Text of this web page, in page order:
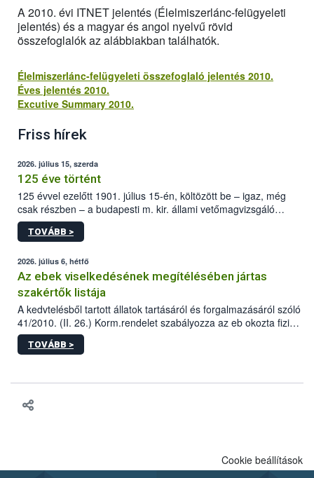
A 2010. évi ITNET jelentés (Élelmiszerlánc-felügyeleti
jelentés) és a magyar és angol nyelvű rövid
összefoglalók az alábbiakban találhatók.
Élelmiszerlánc-felügyeleti összefoglaló jelentés 2010.
Éves jelentés 2010.
Excutive Summary 2010.
Friss hírek
2026. július 15, szerda
125 éve történt
125 évvel ezelőtt 1901. július 15-én, költözött be – igaz, még
csak részben – a budapesti m. kir. állami vetőmagvizsgáló
állomás a Kis Rókus utca 15. szám alatti, Czigler Győző által
tervezett új épületébe.
TOVÁBB >
2026. július 6, hétfő
Az ebek viselkedésének megítélésében jártas
szakértők listája
A kedvtelésből tartott állatok tartásáról és forgalmazásáról szóló
41/2010. (II. 26.) Korm.rendelet szabályozza az eb okozta fizikai
sérülés, illetve ennek veszélye keletkezésekor felmerülő
hatósági feladatokat, valamint a veszélyes eb tartását és annak
TOVÁBB >
Cookie beállítások